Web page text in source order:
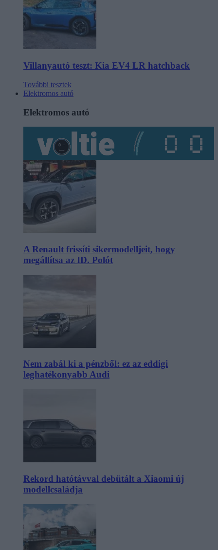
Villanyautó teszt: Kia EV4 LR hatchback
További tesztek
Elektromos autó
Elektromos autó
A Renault frissíti sikermodelljeit, hogy
megállítsa az ID. Polót
Nem zabál ki a pénzből: ez az eddigi
leghatékonyabb Audi
Rekord hatótávval debütált a Xiaomi új
modellcsaládja